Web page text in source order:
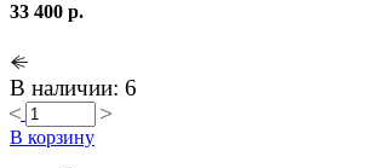
33 400 р.
В наличии: 6
В корзину